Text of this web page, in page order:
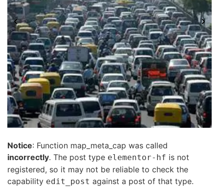
Notice: Function map_meta_cap was called
incorrectly. The post type elementor-hf is not
registered, so it may not be reliable to check the
capability edit_post against a post of that type.